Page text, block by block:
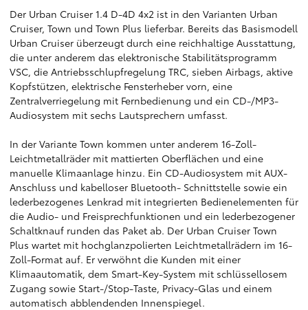
Der Urban Cruiser 1.4 D-4D 4x2 ist in den Varianten Urban
Cruiser, Town und Town Plus lieferbar. Bereits das Basismodell
Urban Cruiser überzeugt durch eine reichhaltige Ausstattung,
die unter anderem das elektronische Stabilitätsprogramm
VSC, die Antriebsschlupfregelung TRC, sieben Airbags, aktive
Kopfstützen, elektrische Fensterheber vorn, eine
Zentralverriegelung mit Fernbedienung und ein CD-/MP3-
Audiosystem mit sechs Lautsprechern umfasst.
In der Variante Town kommen unter anderem 16-Zoll-
Leichtmetallräder mit mattierten Oberflächen und eine
manuelle Klimaanlage hinzu. Ein CD-Audiosystem mit AUX-
Anschluss und kabelloser Bluetooth- Schnittstelle sowie ein
lederbezogenes Lenkrad mit integrierten Bedienelementen für
die Audio- und Freisprechfunktionen und ein lederbezogener
Schaltknauf runden das Paket ab. Der Urban Cruiser Town
Plus wartet mit hochglanzpolierten Leichtmetallrädern im 16-
Zoll-Format auf. Er verwöhnt die Kunden mit einer
Klimaautomatik, dem Smart-Key-System mit schlüssellosem
Zugang sowie Start-/Stop-Taste, Privacy-Glas und einem
automatisch abblendenden Innenspiegel.